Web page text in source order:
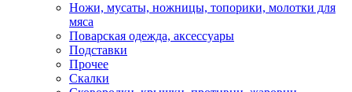
Ножи, мусаты, ножницы, топорики, молотки для
мяса
Поварская одежда, аксессуары
Подставки
Прочее
Скалки